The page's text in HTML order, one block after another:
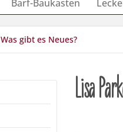
Barf-Baukasten
Was gibt es Neues?
Lisa